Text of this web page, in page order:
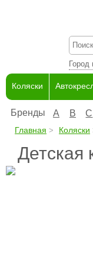
Город
Коляски
Бренды A B C
Главная Коляски
Детская